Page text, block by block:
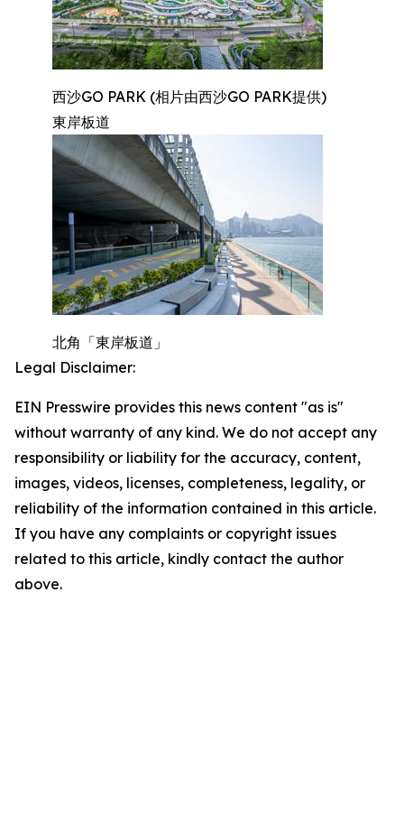
西沙GO PARK (相片由西沙GO PARK提供)
東岸板道
北角「東岸板道」
Legal Disclaimer:
EIN Presswire provides this news content "as is"
without warranty of any kind. We do not accept any
responsibility or liability for the accuracy, content,
images, videos, licenses, completeness, legality, or
reliability of the information contained in this article.
If you have any complaints or copyright issues
related to this article, kindly contact the author
above.